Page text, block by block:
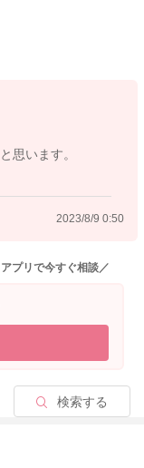
らと思います。
思います。
2023/8/9 0:50
プリで今すぐ相談／
検索する